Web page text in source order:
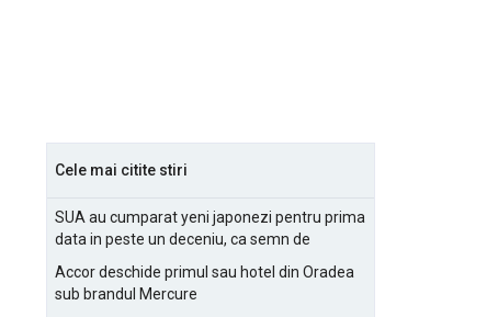
Cele mai citite stiri
SUA au cumparat yeni japonezi pentru prima
data in peste un deceniu, ca semn de
Accor deschide primul sau hotel din Oradea
sub brandul Mercure